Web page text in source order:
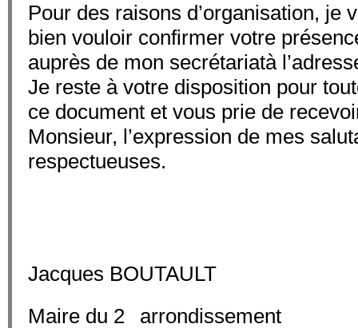
Pour des raisons d’organisation, je
bien vouloir confirmer votre
auprès de mon secrétariatà
Je reste à votre disposition pour
ce document et vous prie de
Monsieur, l’expression de mes
respectueuses.
Jacques BOUTAULT
Maire du 2
arrondissement